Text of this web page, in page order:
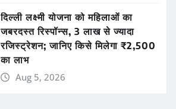
दिल्ली लक्ष्मी योजना को महिलाओं का
जबरदस्त रिस्पॉन्स, 3 लाख से ज्यादा
रजिस्ट्रेशन; जानिए किसे मिलेगा ₹2,500
का लाभ
Aug 5, 2026